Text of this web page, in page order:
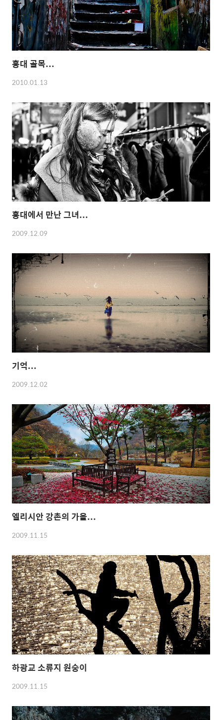
홍대 골목...
2010.01.13
홍대에서 만난 그녀...
2009.12.09
기억...
2009.12.02
엘리시안 강촌의 가을...
2009.11.15
하광교 소류지 원숭이
2009.11.15